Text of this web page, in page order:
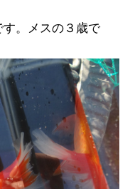
。メスの３歳で